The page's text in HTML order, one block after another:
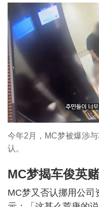
今年2月，MC梦被爆涉
认。
MC梦揭车俊英
MC梦又否认挪用公司